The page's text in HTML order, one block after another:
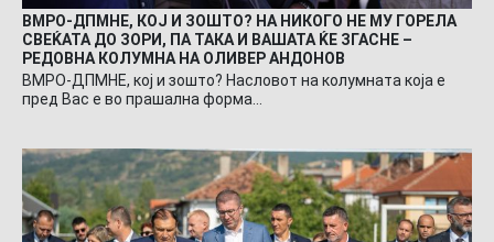
ВМРО-ДПМНЕ, КОЈ И ЗОШТО? НА НИКОГО НЕ МУ ГОРЕЛА
СВЕЌАТА ДО ЗОРИ, ПА ТАКА И ВАШАТА ЌЕ ЗГАСНЕ –
РЕДОВНА КОЛУМНА НА ОЛИВЕР АНДОНОВ
ВМРО-ДПМНЕ, кој и зошто? Насловот на колумната која е
пред Вас е во прашална форма…